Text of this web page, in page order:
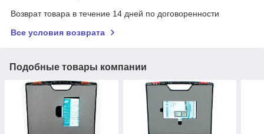
Возврат товара в течение 14 дней по договоренности
Все условия возврата
Подобные товары компании